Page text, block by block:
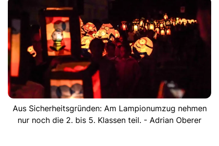
Aus Sicherheitsgründen: Am Lampionumzug nehmen
nur noch die 2. bis 5. Klassen teil. - Adrian Oberer